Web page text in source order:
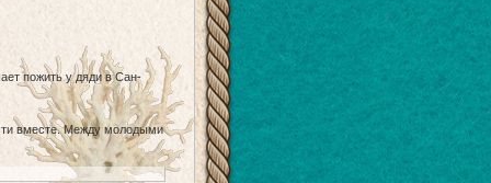
пожить у дяди в Сан-
вместе. Между молодыми